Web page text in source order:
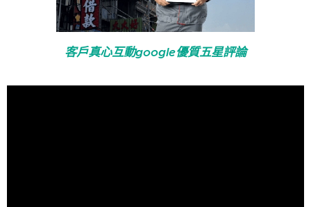
客戶真心互動google優質五星評論